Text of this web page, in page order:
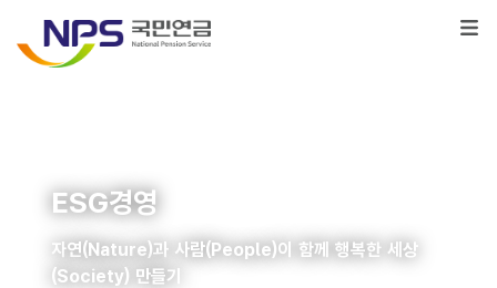
ESG경영
자연(Nature)과 사람(People)이 함께 행복한 세상
(Society) 만들기